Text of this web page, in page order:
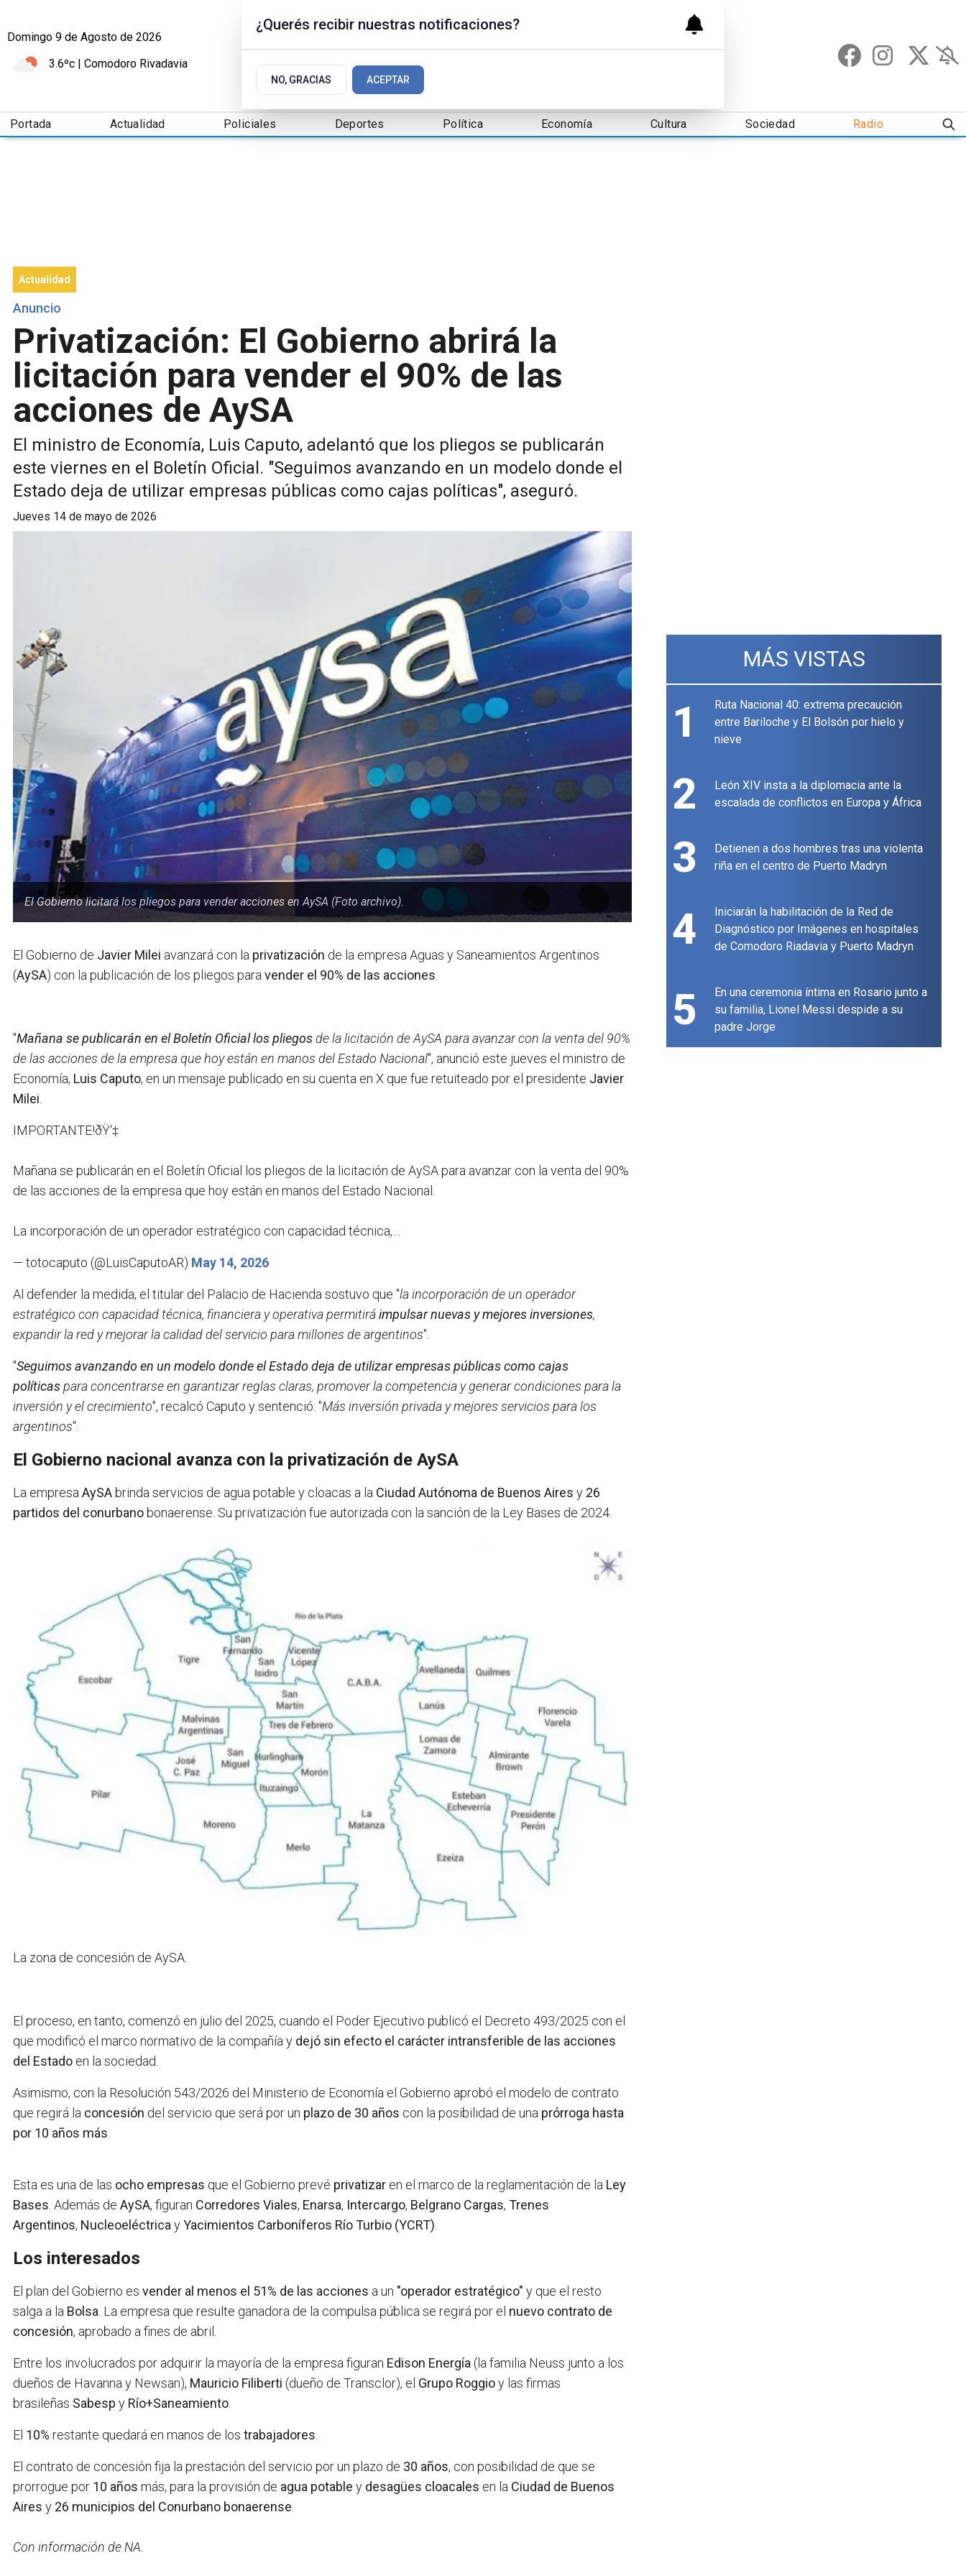
Domingo 9 de Agosto de 2026
3.6ºc | Comodoro Rivadavia
Portada Actualidad Policiales Deportes Política Economía Cultura Sociedad Radio
Actualidad
Anuncio
Privatización: El Gobierno abrirá la
licitación para vender el 90% de las
acciones de AySA
El ministro de Economía, Luis Caputo, adelantó que los pliegos se publicarán
este viernes en el Boletín Oficial. "Seguimos avanzando en un modelo donde el
Estado deja de utilizar empresas públicas como cajas políticas", aseguró.
jueves 14 de mayo de 2026
El Gobierno licitará los pliegos para vender acciones en AySA (Foto archivo).
El Gobierno de Javier Milei avanzará con la privatización de la empresa Aguas y Saneamientos Argentinos
(AySA) con la publicación de los pliegos paravender el 90% de las acciones.
"Mañana se publicarán en el Boletín Oficial los pliegosde la licitación de AySA para avanzar con la venta del 90%
de las acciones de la empresa que hoy están en manos del Estado Nacional", anunció este jueves el ministro de
Economía, Luis Caputo, en un mensaje publicado en su cuenta en X que fue retuiteado por el presidente Javier
Milei.
IMPORTANTE!ðŸ‘‡
Mañana se publicarán en el Boletín Oficial los pliegos de la licitación de AySA para avanzar con la venta del 90%
de las acciones de la empresa que hoy están en manos del Estado Nacional.
La incorporación de un operador estratégico con capacidad técnica,…
— totocaputo (@LuisCaputoAR) May 14, 2026
Al defender la medida, el titular del Palacio de Hacienda sostuvo que "la incorporación de un operador
estratégico con capacidad técnica, financiera y operativa permitiráimpulsar nuevas y mejores inversiones,
expandir la red y mejorar la calidad del servicio para millones de argentinos".
"Seguimos avanzando en un modelo donde el Estado deja de utilizar empresas públicas como cajas
políticaspara concentrarse en garantizar reglas claras, promover la competencia y generar condiciones para la
inversión y el crecimiento", recalcó Caputo y sentenció: "Más inversión privada y mejores servicios para los
argentinos".
El Gobierno nacional avanza con la privatización de AySA
La empresaAySA brinda servicios de agua potable y cloacas a la Ciudad Autónoma de Buenos Aires y 26
partidos del conurbano bonaerense. Su privatización fue autorizada con la sanción de la Ley Bases de 2024.
La zona de concesión de AySA.
El proceso, en tanto, comenzó en julio del 2025, cuando el Poder Ejecutivo publicó el Decreto 493/2025 con el
que modificó el marco normativo de la compañía y dejó sin efecto el carácter intransferible de las acciones
del Estado en la sociedad.
Asimismo, con la Resolución 543/2026 del Ministerio de Economía el Gobierno aprobó el modelo de contrato
que regirá la concesión del servicio que será por un plazo de 30 años con la posibilidad de una prórroga hasta
por 10 años más
Esta es una de las ocho empresas que el Gobierno prevé privatizar en el marco de la reglamentación de la Ley
Bases . Además de AySA, figuran Corredores Viales, Enarsa, Intercargo, Belgrano Cargas, Trenes
Argentinos, Nucleoeléctrica yYacimientos Carboníferos Río Turbio (YCRT)
Los interesados
El plan del Gobierno es vender al menos el 51% de las acciones a un "operador estratégico" y que el resto
salga a la Bolsa . La empresa que resulte ganadora de la compulsa pública se regirá por el nuevo contrato de
concesión, aprobado a fines de abril.
Entre los involucrados por adquirir la mayoría de la empresa figuran Edison Energía (la familia Neuss junto a los
dueños de Havanna y Newsan), Mauricio Filiberti (dueño de Transclor), el Grupo Roggioy las firmas
brasileñas Sabesp y Río+Saneamiento
El 10% restante quedará en manos de los trabajadores
El contrato de concesión fija la prestación del servicio por un plazo de 30 años, con posibilidad de que se
prorrogue por 10 años más, para la provisión de agua potable y desagües cloacales en la Ciudad de Buenos
Aires y 26 municipios del Conurbano bonaerense
Con información de NA.
MÁS VISTAS
1
Ruta Nacional 40: extrema precaución
entre Bariloche y El Bolsón por hielo y
nieve
2
León XIV insta a la diplomacia ante la
escalada de conflictos en Europa y África
3
Detienen a dos hombres tras una violenta
riña en el centro de Puerto Madryn
4
Iniciarán la habilitación de la Red de
Diagnóstico por Imágenes en hospitales
de Comodoro Riadavia y Puerto Madryn
5
En una ceremonia íntima en Rosario junto a
su familia, Lionel Messi despide a su
padre Jorge
¿Querés recibir nuestras notificaciones?
NO, GRACIAS ACEPTAR